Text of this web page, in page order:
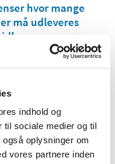
indhold og
til sociale medier og til
oplysninger om
vores partnere inden
hvor mange
må udleveres
købe to pakker
den nye
covid-19
Lægemiddelagentur